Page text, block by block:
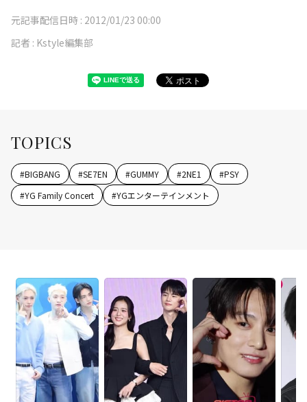
元記事配信日時 : 2012/01/23 00:00
記者 : Kstyle編集部
TOPICS
#BIGBANG #SE7EN #GUMMY #2NE1 #PSY
#YG Family Concert #YGエンターテインメント